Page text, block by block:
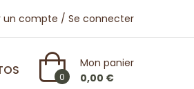
un compte / Se connecter
0
Mon panier
0,00 €